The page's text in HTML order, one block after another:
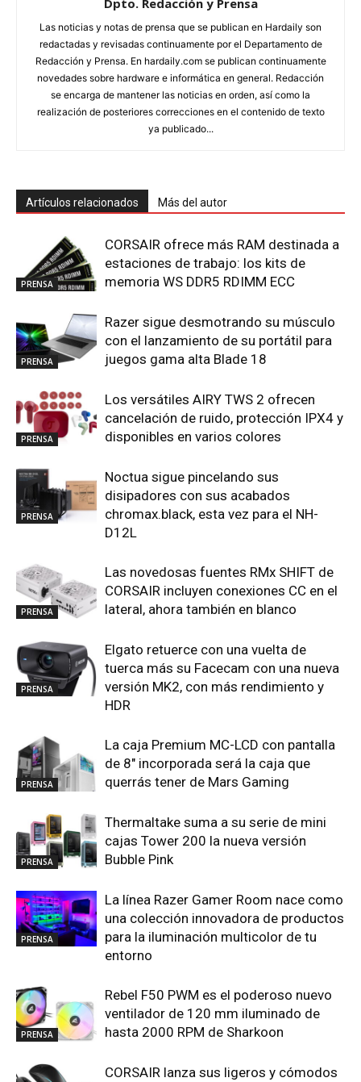
Dpto. Redacción y Prensa
Las noticias y notas de prensa que se publican en Hardaily son
redactadas y revisadas continuamente por el Departamento de
Redacción y Prensa. En hardaily.com se publican continuamente
novedades sobre hardware e informática en general. Redacción
se encarga de mantener las noticias en orden, así como la
realización de posteriores correcciones en el contenido de texto
ya publicado...
Artículos relacionados Más del autor
PRENSA
CORSAIR ofrece más RAM destinada a
estaciones de trabajo: los kits de
memoria WS DDR5 RDIMM ECC
PRENSA
Razer sigue desmotrando su músculo
con el lanzamiento de su portátil para
juegos gama alta Blade 18
PRENSA
Los versátiles AIRY TWS 2 ofrecen
cancelación de ruido, protección IPX4 y
disponibles en varios colores
PRENSA
Noctua sigue pincelando sus
disipadores con sus acabados
chromax.black, esta vez para el NH-
D12L
PRENSA
Las novedosas fuentes RMx SHIFT de
CORSAIR incluyen conexiones CC en el
lateral, ahora también en blanco
PRENSA
Elgato retuerce con una vuelta de
tuerca más su Facecam con una nueva
versión MK2, con más rendimiento y
HDR
PRENSA
La caja Premium MC-LCD con pantalla
de 8″ incorporada será la caja que
querrás tener de Mars Gaming
PRENSA
Thermaltake suma a su serie de mini
cajas Tower 200 la nueva versión
Bubble Pink
PRENSA
La línea Razer Gamer Room nace como
una colección innovadora de productos
para la iluminación multicolor de tu
entorno
PRENSA
Rebel F50 PWM es el poderoso nuevo
ventilador de 120 mm iluminado de
hasta 2000 RPM de Sharkoon
CORSAIR lanza sus ligeros y cómodos